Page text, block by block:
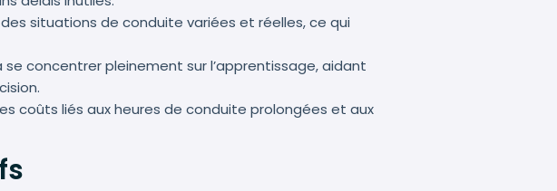
situations de conduite variées et réelles, ce qui
concentrer pleinement sur l’apprentissage, aidant
coûts liés aux heures de conduite prolongées et aux